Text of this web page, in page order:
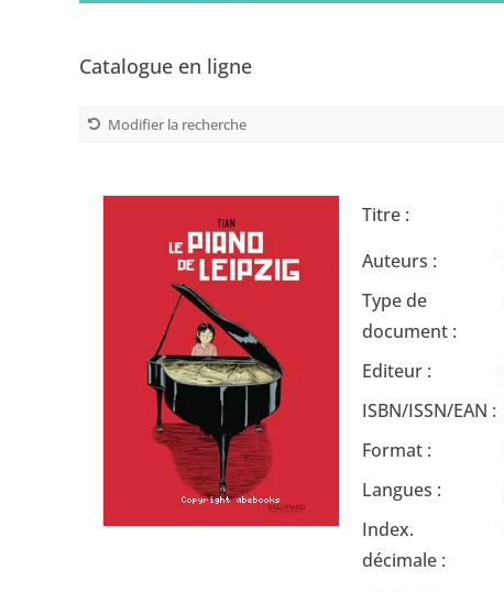
Catalogue en ligne
Modifier la recherche
Titre :
Auteurs :
Type de
document :
Editeur :
ISBN/ISSN/EAN :
Format :
Langues :
Index.
décimale :